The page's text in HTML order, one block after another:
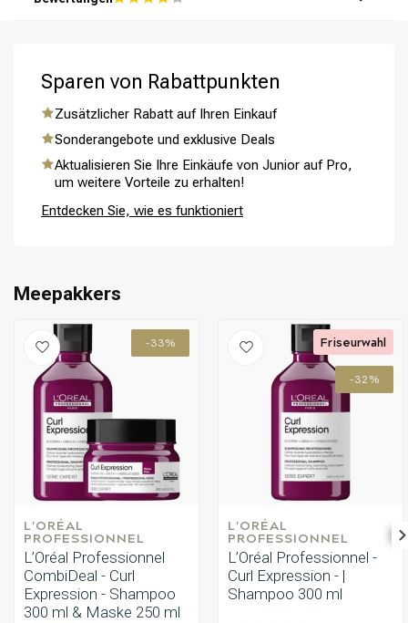
Umformung CombiDeals
aktivieren.
Sparen von Rabattpunkten
Zusätzlicher Rabatt auf Ihren Einkauf
Sonderangebote und exklusive Deals
Aktualisieren Sie Ihre Einkäufe von Junior auf Pro,
um weitere Vorteile zu erhalten!
Entdecken Sie, wie es funktioniert
Meepakkers
-33%
L'ORÉAL
PROFESSIONNEL
L’Oréal Professionnel
CombiDeal - Curl
Expression - Shampoo
300 ml & Maske 250 ml
-32%
L'ORÉAL
PROFESSIONNEL
L’Oréal Professionnel -
Curl Expression - |
Shampoo 300 ml
Friseurwahl